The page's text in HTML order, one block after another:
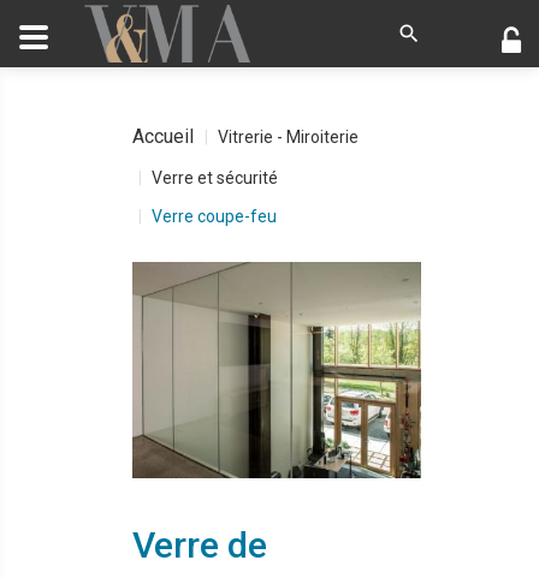
Accueil Vitrerie - Miroiterie
Verre et sécurité
Verre coupe-feu
Verre de